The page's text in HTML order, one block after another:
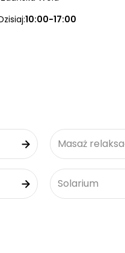
10:00-17:00
Masaż
Solarium